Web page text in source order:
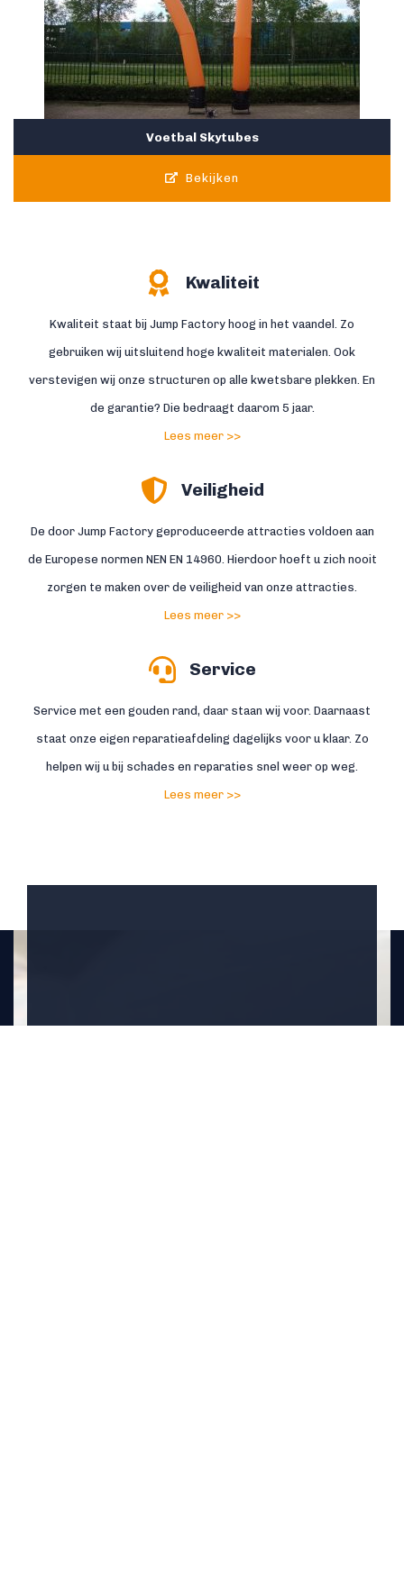
Voetbal Skytubes
Bekijken
Kwaliteit
Kwaliteit staat bij Jump Factory hoog in het vaandel. Zo
gebruiken wij uitsluitend hoge kwaliteit materialen. Ook
verstevigen wij onze structuren op alle kwetsbare plekken. En
de garantie? Die bedraagt daarom 5 jaar.
Lees meer >>
Veiligheid
De door Jump Factory geproduceerde attracties voldoen aan
de Europese normen NEN EN 14960. Hierdoor hoeft u zich nooit
zorgen te maken over de veiligheid van onze attracties.
Lees meer >>
Service
Service met een gouden rand, daar staan wij voor. Daarnaast
staat onze eigen reparatieafdeling dagelijks voor u klaar. Zo
helpen wij u bij schades en reparaties snel weer op weg.
Lees meer >>